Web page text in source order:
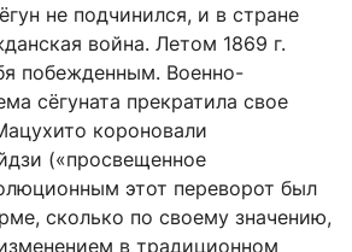
не подчинился, и в стране
война. Летом 1869 г.
побежденным. Военно-
сёгуната прекратила свое
короновали
(«просвещенное
этот переворот был
сколько по своему значению,
в традиционном